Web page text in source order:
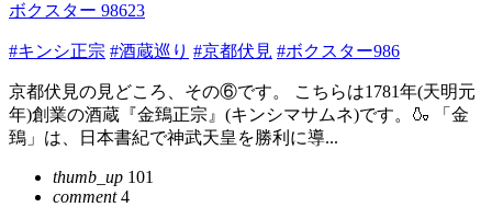
ボクスター 98623
#キンシ正宗 #酒蔵巡り #京都伏見 #ボクスター986
京都伏見の見どころ、その⑥です。 こちらは1781年(天明元
年)創業の酒蔵『金鵄正宗』(キンシマサムネ)です。🍶 「金
鵄」は、日本書紀で神武天皇を勝利に導...
thumb_up 101
comment4